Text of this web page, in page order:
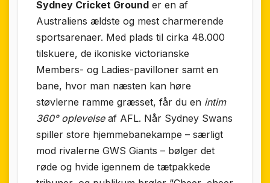
Sydney Cricket Ground er en af
Australiens ældste og mest charmerende
sportsarenaer. Med plads til cirka 48.000
tilskuere, de ikoniske victorianske
Members- og Ladies-pavilloner samt en
bane, hvor man næsten kan høre
støvlerne ramme græsset, får du en intim
360° oplevelseaf AFL. Når Sydney Swans
spiller store hjemmebanekampe – særligt
mod rivalerne GWS Giants – bølger det
røde og hvide igennem de tætpakkede